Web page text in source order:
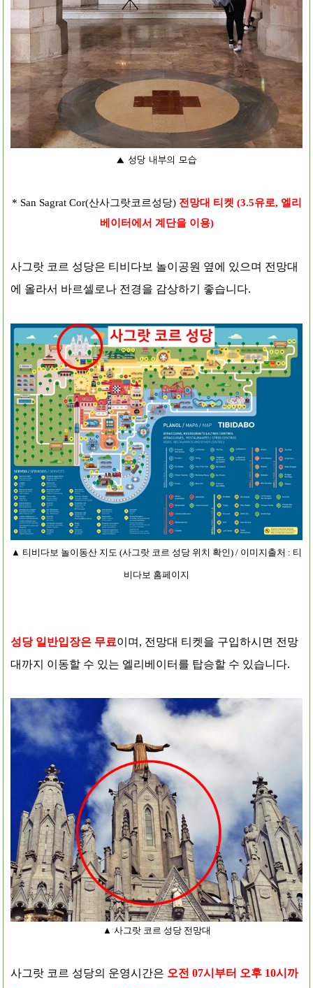
▲ 성당 내부의 모습
* San Sagrat Cor(산사그랏코르성당) 전망대 티켓 (3.5유로, 엘리
베이터에서 계단을 이용)
사그랏 코르 성당은 티비다보 놀이공원 옆에 있으며 전망대
에 올라서 바르셀로나 전경을 감상하기 좋습니다.
▲ 티비다보 놀이동산 지도 (사그랏 코르 성당 위치 확인) / 이미지출처 : 티
비다보 홈페이지
성당 일반입장은 무료이며, 전망대 티켓을 구입하시면 전망
대까지 이동할 수 있는 엘리베이터를 탑승할 수 있습니다.
▲ 사그랏 코르 성당 전망대
사그랏 코르 성당의 운영시간은 오전 07시부터 오후 10시까